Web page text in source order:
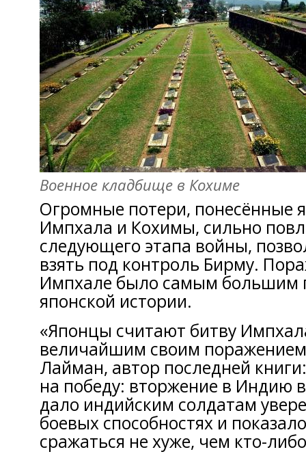
Военное кладбище в Кохиме
Огромные потери, понесённые
Импхала и Кохимы, сильно
следующего этапа войны,
взять под контроль Бирму.
Импхале было самым большим
японской истории.
«Японцы считают битву
величайшим своим
Лайман, автор последней
на победу: вторжение в Индию
дало индийским солдатам
боевых способностях и
сражаться не хуже, чем кто-